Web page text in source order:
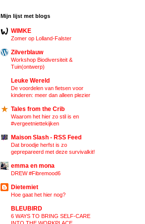
Mijn lijst met blogs
WIMKE
Zomer op Lolland-Falster
Zilverblauw
Workshop Biodiversiteit &
Tuin(ontwerp)
Leuke Wereld
De voordelen van fietsen voor
kinderen: meer dan alleen plezier
Tales from the Crib
Waarom het hier zo stil is en
#vergeetniettekijken
Maison Slash - RSS Feed
Dat broodje herfst is zo
geprepareerd met deze survivalkit!
emma en mona
DREW #Fibremood6
Dietemiet
Hoe gaat het hier nog?
BLEUBIRD
6 WAYS TO BRING SELF-CARE